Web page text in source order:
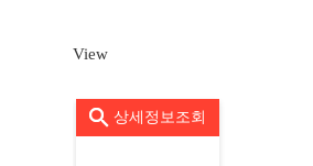
View
상세정보조회